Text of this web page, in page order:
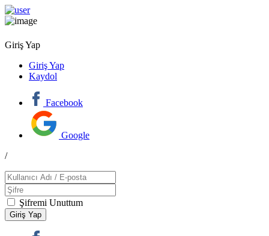
Giriş Yap
Giriş Yap
Kaydol
Facebook
Google
/
Şifremi Unuttum